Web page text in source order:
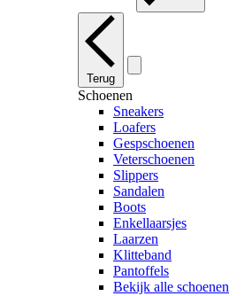
Terug
Schoenen
Sneakers
Loafers
Gespschoenen
Veterschoenen
Slippers
Sandalen
Boots
Enkellaarsjes
Laarzen
Klitteband
Pantoffels
Bekijk alle schoenen